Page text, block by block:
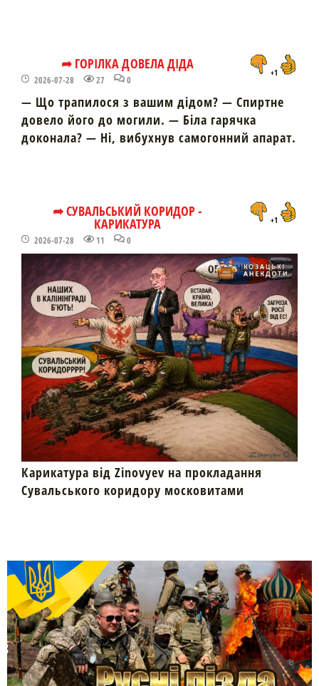
➦ ГОРІЛКА ДОВЕЛА ДІДА
2026-07-28 27 0
+1
— Що трапилося з вашим дідом? — Спиртне
довело його до могили. — Біла гарячка
доконала? — Ні, вибухнув самогонний апарат.
➦ СУВАЛЬСЬКИЙ КОРИДОР -
КАРИКАТУРА
2026-07-28 11 0
+1
Карикатура від Zinovyev на прокладання
Сувальського коридору московитами